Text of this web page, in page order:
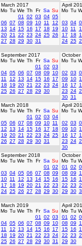
March 2017
Mo Tu We Th Fr Sa Su
01
02 03 04 05
06 07 08 09 10 11
12
13
14 15 16 17 18
19
20 21 22 23 24 25 26
27 28 29 30 31
April
Mo Tu
03 04
10 11
17
18
24 25
September 2017
Mo Tu We Th Fr Sa Su
01
02 03
04 05 06 07 08 09
10
11
12 13 14 15 16
17
18
19 20 21 22 23 24
25 26 27 28 29 30
October
Mo Tu
02 03
09
10
16
17
23 24
30 31
March 2018
Mo Tu We Th Fr Sa Su
01
02 03 04
05 06 07 08 09 10 11
12
13 14 15 16 17
18
19 20 21 22 23 24 25
26 27 28 29 30 31
April
Mo Tu
02 03
09
10
16
17
23 24
30
September 2018
Mo Tu We Th Fr Sa Su
01
02
03 04 05 06 07 08 09
10 11 12 13 14 15 16
17
18 19 20 21 22 23
24 25 26 27 28 29 30
October
Mo Tu
01
02
08 09
15 16
22 23
29 30
March 2019
Mo Tu We Th Fr Sa Su
01
02 03
04 05 06 07 08 09
10
11
12 13 14 15 16
17
18
19 20 21 22 23 24
25 26 27 28 29 30 31
April
Mo Tu
01
02
08 09
15 16
22 23
29 30